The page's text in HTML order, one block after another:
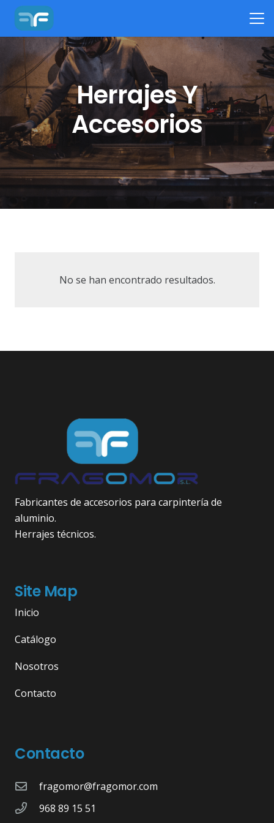
Herrajes Y
Accesorios
No se han encontrado resultados.
Fabricantes de accesorios para carpintería de
aluminio.
Herrajes técnicos.
Site Map
Inicio
Catálogo
Nosotros
Contacto
Contacto
fragomor@fragomor.com
968 89 15 51